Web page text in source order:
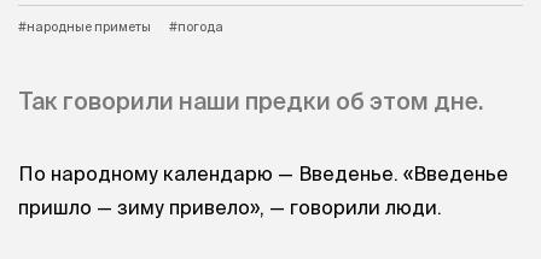
#народные приметы #погода
Так говорили наши предки об этом дне.
По народному календарю — Введенье. «Введенье
пришло — зиму привело», — говорили люди.